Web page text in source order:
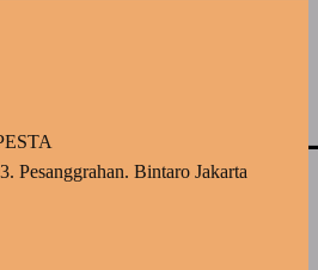
Pesanggrahan. Bintaro Jakarta